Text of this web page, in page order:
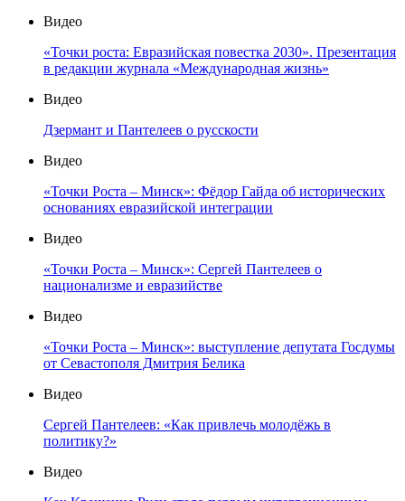
Видео
«Точки роста: Евразийская повестка 2030». Презентация
в редакции журнала «Международная жизнь»
Видео
Дзермант и Пантелеев о русскости
Видео
«Точки Роста – Минск»: Фёдор Гайда об исторических
основаниях евразийской интеграции
Видео
«Точки Роста – Минск»: Сергей Пантелеев о
национализме и евразийстве
Видео
«Точки Роста – Минск»: выступление депутата Госдумы
от Севастополя Дмитрия Белика
Видео
Сергей Пантелеев: «Как привлечь молодёжь в
политику?»
Видео